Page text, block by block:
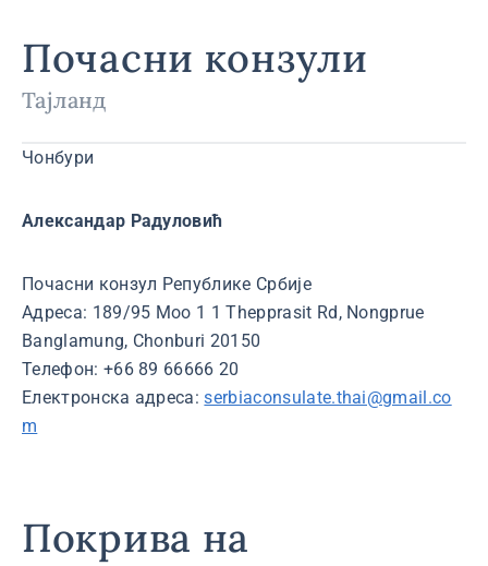
Почасни конзули
Тајланд
Чонбури
Александар Радуловић
Почасни конзул Републике Србије
Адреса: 189/95 Моо 1 1 Thepprasit Rd, Nongprue
Banglamung, Chonburi 20150
Телефон: +66 89 66666 20
Електронска адреса:serbiaconsulate.thai@gmail.co
m
Покрива на